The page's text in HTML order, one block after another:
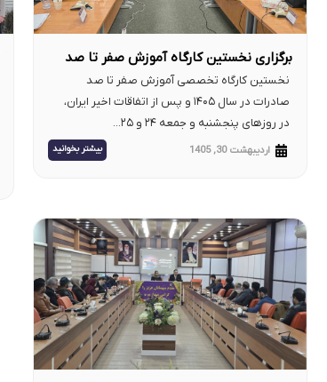
برگزاری نخستین کارگاه آموزش صفر تا صد
صادرات در سال ۱۴۰۵ در دانشگاه شهید
بهشتی + گزارش تصویری
نخستین کارگاه تخصصی آموزش صفر تا صد
صادرات در سال ۱۴۰۵ و پس از اتفاقات اخیر ایران،
در روزهای پنجشنبه و جمعه ۲۴ و ۲۵...
اردیبهشت 30, 1405 بیشتر بخوانید